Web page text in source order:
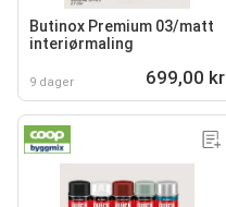
Butinox Premium 03/matt
interiørmaling
9 dager 699,00 kr